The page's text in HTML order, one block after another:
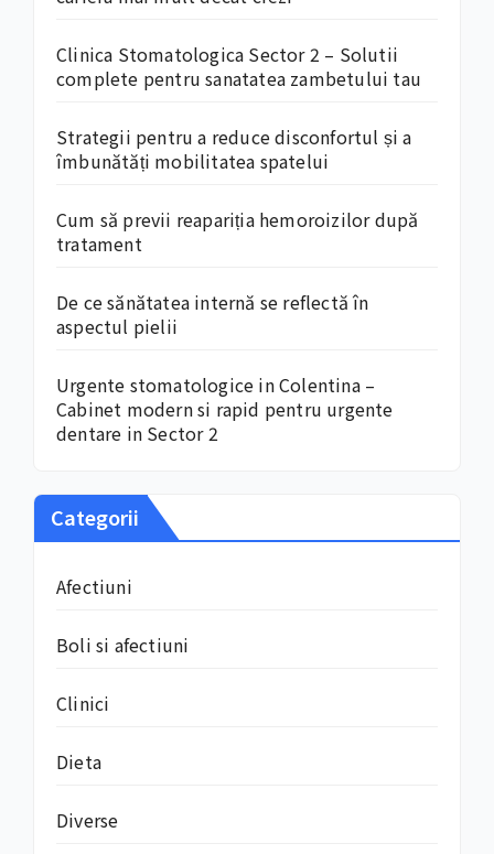
Clinica Stomatologica Sector 2 – Solutii
complete pentru sanatatea zambetului tau
Strategii pentru a reduce disconfortul și a
îmbunătăți mobilitatea spatelui
Cum să previi reapariția hemoroizilor după
tratament
De ce sănătatea internă se reflectă în
aspectul pielii
Urgente stomatologice in Colentina –
Cabinet modern si rapid pentru urgente
dentare in Sector 2
Categorii
Afectiuni
Boli si afectiuni
Clinici
Dieta
Diverse